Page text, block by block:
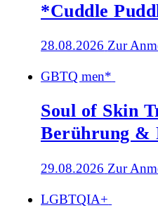
*Cuddle
28.08.2026 Zur
GBTQ men*
Soul of Skin
Berührung &
29.08.2026 Zur
LGBTQIA+